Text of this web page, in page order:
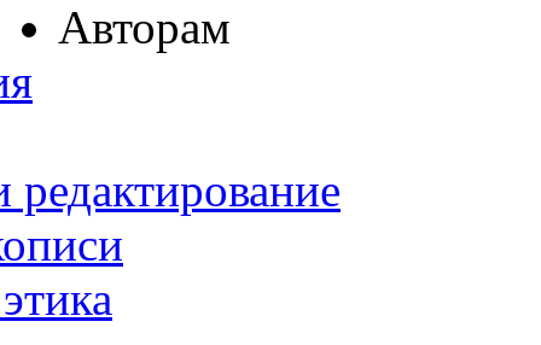
Авторам
редактирование